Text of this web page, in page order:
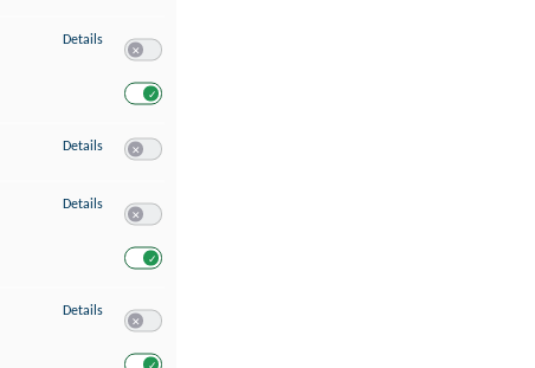
Details zu Messung der Werbeleistung
Details zu Messung der Performance von Inhalten
Details zu Analyse von Zielgruppen durch Statistiken oder Kombinationen von
Details zu Entwicklung und Verbesserung der Angebote